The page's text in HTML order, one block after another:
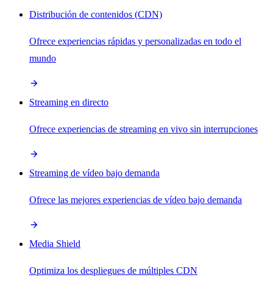
Distribución de contenidos (CDN)
Ofrece experiencias rápidas y personalizadas en todo el
mundo
Streaming en directo
Ofrece experiencias de streaming en vivo sin interrupciones
Streaming de vídeo bajo demanda
Ofrece las mejores experiencias de vídeo bajo demanda
Media Shield
Optimiza los despliegues de múltiples CDN